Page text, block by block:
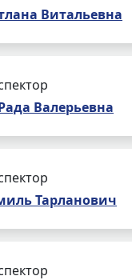
Витальевна
Валерьевна
Тарланович